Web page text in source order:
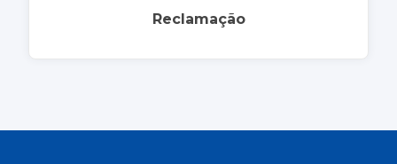
Reclamação